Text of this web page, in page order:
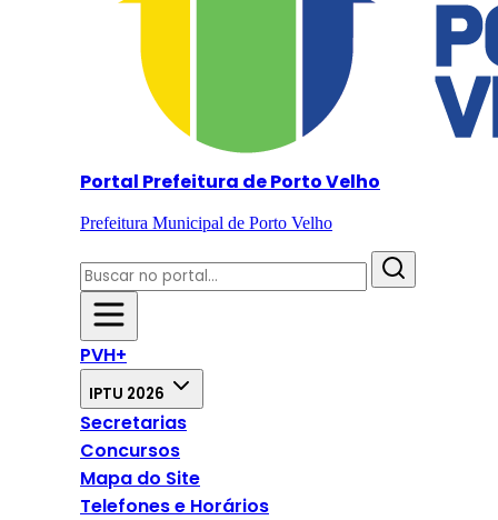
Portal Prefeitura de Porto Velho
Prefeitura Municipal de Porto Velho
PVH+
IPTU 2026
Secretarias
Concursos
Mapa do Site
Telefones e Horários